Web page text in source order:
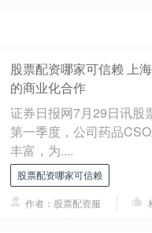
股票配资哪家可信赖 上
的商业化合作
证券日报网7月29日讯股
第一季度，公司药品
丰富，为....
股票配资哪家可信赖
作者：股票配资服